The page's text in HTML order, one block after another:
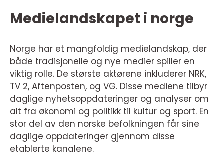
Medielandskapet i norge
Norge har et mangfoldig medielandskap, der
både tradisjonelle og nye medier spiller en
viktig rolle. De største aktørene inkluderer NRK,
TV 2, Aftenposten, og VG. Disse mediene tilbyr
daglige nyhetsoppdateringer og analyser om
alt fra økonomi og politikk til kultur og sport. En
stor del av den norske befolkningen får sine
daglige oppdateringer gjennom disse
etablerte kanalene.